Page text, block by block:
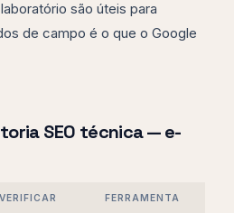
são úteis para
de campo é o que o Google
SEO técnica — e-
FERRAMENTA